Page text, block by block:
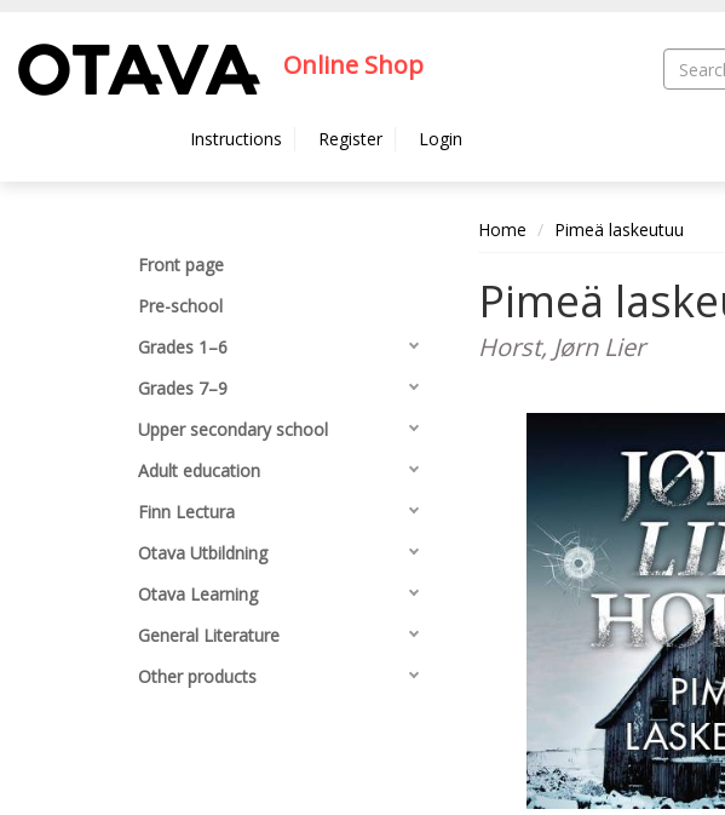
Online Shop
Instructions Register Login
Front page
Pre-school
Grades 1–6
Grades 7–9
Upper secondary school
Adult education
Finn Lectura
Otava Utbildning
Otava Learning
General Literature
Other products
Home Pimeä laskeutuu
Pimeä
Horst, Jørn Lier